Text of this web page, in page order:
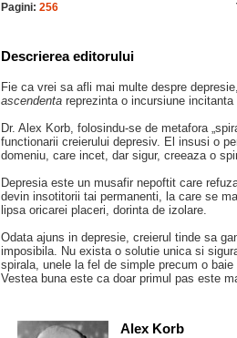
Pagini: 256
Descrierea editorului
Fie ca vrei sa afli mai multe despre
ascendenta reprezinta o incursiune
Dr. Alex Korb, folosindu-se de metafora
functionarii creierului depresiv. El insusi o
domeniu, care incet, dar sigur, creeaza o
Depresia este un musafir nepoftit care
devin insotitorii tai permanenti, la care se
lipsa oricarei placeri, dorinta de izolare.
Odata ajuns in depresie, creierul tinde sa
imposibila. Nu exista o solutie unica si
spirala, unele la fel de simple precum o
Vestea buna este ca doar primul pas este
Alex Korb